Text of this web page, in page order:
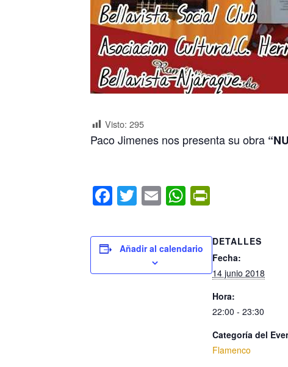
Visto: 295
Paco Jimenes nos presenta su obra
F
a
c
e
b
T
wi
tt
er
E
m
ail
W
h
at
s
A
tF
ri
e
n
dl
y
Añadir al calendario
DETALLES
Fecha:
14 junio 2018
Hora:
22:00 - 23:30
Categoría del
Flamenco